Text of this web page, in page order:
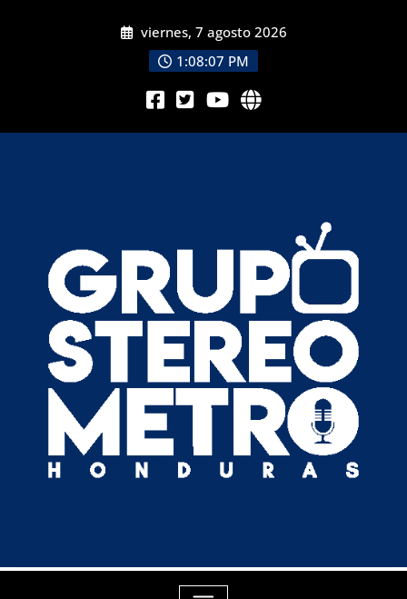
viernes, 7 agosto 2026
1:08:09 PM